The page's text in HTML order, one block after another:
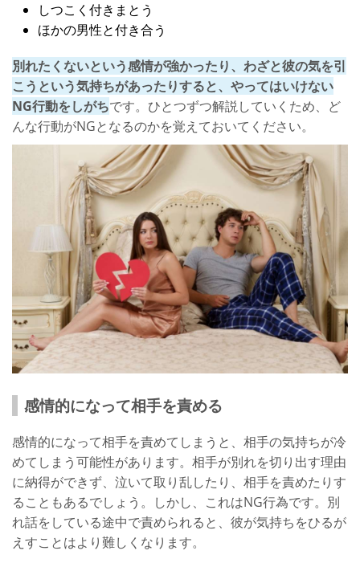
しつこく付きまとう
ほかの男性と付き合う
別れたくないという感情が強かったり、わざと彼の気を引
こうという気持ちがあったりすると、やってはいけない
NG行動をしがちです。ひとつずつ解説していくため、ど
んな行動がNGとなるのかを覚えておいてください。
感情的になって相手を責める
感情的になって相手を責めてしまうと、相手の気持ちが冷
めてしまう可能性があります。相手が別れを切り出す理由
に納得ができず、泣いて取り乱したり、相手を責めたりす
ることもあるでしょう。しかし、これはNG行為です。別
れ話をしている途中で責められると、彼が気持ちをひるが
えすことはより難しくなります。